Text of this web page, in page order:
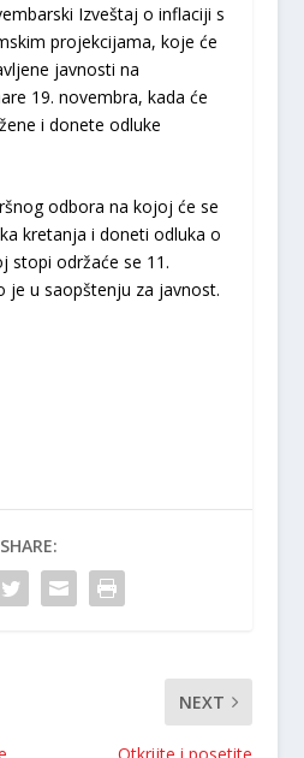
Izveštaj o inflaciji s
projekcijama, koje će
javnosti na
19. novembra, kada će
i donete odluke
odbora na kojoj će se
kretanja i doneti odluka o
stopi održaće se 11.
je u saopštenju za javnost.
SHARE:
NEXT